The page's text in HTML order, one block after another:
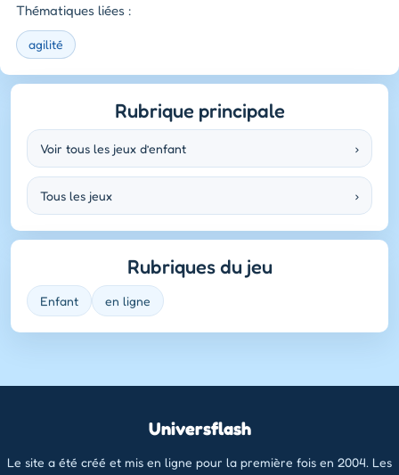
Thématiques liées :
agilité
Rubrique principale
Voir tous les jeux d’enfant ›
Tous les jeux ›
Rubriques du jeu
Enfant en ligne
Universflash
Le site a été créé et mis en ligne pour la première fois en 2004. Les